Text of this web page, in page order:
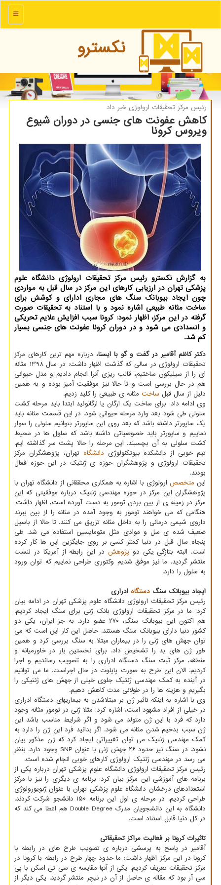
منو
نكسترو
رئیس مركز تحقیقات ارولوژی خبر داد
كاهش عفونت های جنسی در دوران شیوع
ویروس كرونا
به گزارش نکسترو رئیس مرکز تحقیقات ارولوژی دانشگاه علوم
پزشکی تهران در ارزیابی کارهای این مرکز در سال قبل به مواردی
چون ایجاد بیوبانک سنگ های مجاری ادارای و کوشش برای
ساخت مثانه طبیعی اشاره نمود و با استناد به تحقیقات صورت
گرفته در این مرکز، اظهار نمود: کرونا سبب افزایش علایم تحریکی
و انسدادی می شود و در دوران کرونا عفونت های جنسی بسیار
کم شد.
دکتر کاظم آقامیر در گفت و گو با ایسنا، درباره مهم ترین کارهای مرکز
تحقیقات ارولوژی در سالی که گذشت اظهار داشت: در سال 1398 مثانه
ای را از سیلیکون ساختیم، قالب ریزی آنرا انجام دادیم و مدل حیوانی
هم در حال بررسی است و تا حالا نیز موفقیت آمیز بوده و به همین
دلیل از سال قبل ساخت مثانه ی طبیعی را کلید زدیم.
وی ادامه داد: برای ساخت یک ارگان یا ارگانوئید ابتدا باید مرحله کشت
سلولی طی شود بعد وارد مرحله حیوانی شود. در این قسمت مثانه باید
یک ساپورتر داشته باشد که بعد روی این ساپورتر بتوانیم سلولی را سوار
نماییم و ساپورتر باید خصوصیاتی داشته باشد که سلول ها در محیط
کشت سلولی به آن بچسبند. این مرحله را حالا پشت سر گذاشته ایم.
تیم خوبی از دانشکده بیوتکنولوژی دانشگاه تهران، پژوهشگران مرکز
تحقیقات ارولوژی و پژوهشگران حوزه ی ژنتیک در این حوزه فعال
بودند.
این متخصص ارولوژی با اشاره به همکاری محققانی از دانشگاه تهران با
پژوهشگران این مرکز در حوزه مهندسی ژنتیک درباره موفقیتی که این
مرکز در زمینه ی از بین بردن تومور به دست آورده است، اظهار داشت:
هنگامی که می خواهند تومور به وجود آمده در مثانه را از بین ببرند
داروی شیمی درمانی را به داخل مثانه تزریق می کنند. تا حالا از باسیل
ضعیف شده ی سل و موادی مثل متومایسین استفاده می شد. طی
پنجاه سال قبل در دنیا کمتر کسی بر روی جایگزین این ها کار کرده
است. البته بتازگی یکی دو پژوهش در این رابطه از آمریکا در لنست
منتشر گردید. ما نیز موفق شدیم وکتوری طراحی نماییم که توان ورود
به سلول را دارد.
ایجاد بیوبانک سنگ دستگاه ادراری
رئیس مرکز تحقیقات ارولوژی دانشگاه علوم پزشکی تهران در ادامه بیان
کرد: ما در مرکز تحقیقات ارولوژی بانک ژنی برای سنگ ایجاد کردیم.
هم اکنون این بیوبانک سنگ، ۲۷۰ عضو دارد. به جز ایران، یکی دو
کشور دنیا دارای بیوبانک سنگ هستند. حاصل این کار این است که می
توان جهش های ژنی را در بیماران مبتلا به سنگ بررسی کرد و همین
طور ژن های بد را تشخیص داد. برای نخستین بار در خاورمیانه و
منطقه، مرکز ثبت سنگ دستگاه ادراری را به تصویب رساندیم و اجرا
کردیم. الان این طرح به صورت پایلوت در حال اجراست. ما می توانیم
در آینده به کمک مهندسی ژنتیک جلوی خیلی از جهش های ژنتیکی را
بگیریم و هزینه ها را در طولانی مدت کاهش دهیم.
وی با اشاره به اینکه تاثیر ژن بر مبتلاشدن به بیماریهای دستگاه ادراری
در خیلی از افراد مشهود است، اشاره کرد: مثلا ژنی در تومور مثانه وجود
دارد که فرد با این ژن متولد می شود و اگر شرایط مناسب باشد این
ژن سبب بدخیم شدن مثانه می شود. اگر بدانید فرد این ژن را دارد به
کمک مهندسی ژنتیک می توان تغییراتی ایجاد کرد که ژن مذکور بیان
نشود. در سنگ نیز حدود ۲۶ جهش ژنی با عنوان SNP وجود دارد. بنظر
می رسد در مهندسی ژنتیک ارولوژی کارهای خوبی انجام شده است.
رئیس مرکز تحقیقات ارولوژی دانشگاه علوم پزشکی تهران درباره یکی از
برنامه های آموزشی این مرکز بیان کرد: برنامه ی دیگری را نیز با مرکز
استعدادهای درخشان دانشگاه علوم پزشکی تهران با عنوان ژنویورولوژی
طراحی کردیم. در مرحله ی اول این برنامه ۱۵۰ دانشجو شرکت کردند.
دانشگاه به این دانشجویان مدرک Double Degree هم اعطا می کند که
در کل دنیا قابل استناد است.
تاثیرات کرونا بر فعالیت مراکز تحقیقاتی
آقامیر در پاسخ به پرسشی درباره ی تصویب طرح های در رابطه با
کرونا در این مرکز اظهار داشت: ما حدود چهار طرح در رابطه با کرونا در
مرکز تحقیقات تعریف کردیم. یکی از آنها مقایسه ی سی تی اسکن با پی
سی آر بود که مقاله ی حاصل از آن در نیچر منتشر گردید. یکی دیگر از